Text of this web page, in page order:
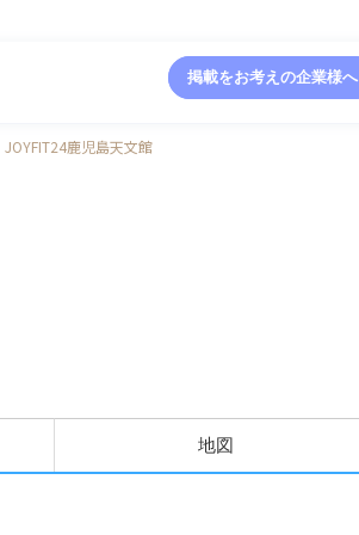
掲載をお考えの企業様へ
JOYFIT24鹿児島天文館
地図